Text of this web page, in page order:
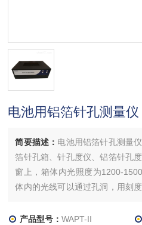
电池用铝箔针孔测量仪
简要描述： 电池用铝箔针孔测量
箔针孔箱、针孔度仪、铝箔针孔
窗上，箱体内光照度为1200-
体内的光线可以通过孔洞，用刻
产品型号：WAPT-II